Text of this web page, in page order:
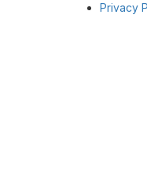
Privacy